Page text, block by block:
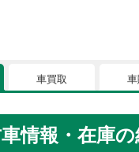
在、お気に入
車買取
情報・在庫